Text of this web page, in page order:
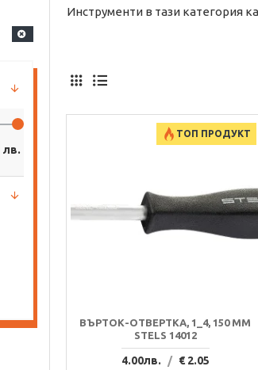
лв.
Инструменти в тази категория
ТОП ПРОДУКТ
ВЪРТОК-ОТВЕРТКА, 1_4, 150 MM
STELS 14012
4.00лв. / € 2.05